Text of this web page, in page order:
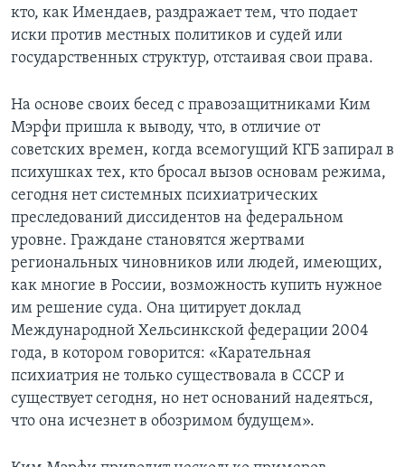
кто, как Имендаев, раздражает тем, что подает
иски против местных политиков и судей или
государственных структур, отстаивая свои права.
На основе своих бесед с правозащитниками Ким
Мэрфи пришла к выводу, что, в отличие от
советских времен, когда всемогущий КГБ запирал в
психушках тех, кто бросал вызов основам режима,
сегодня нет системных психиатрических
преследований диссидентов на федеральном
уровне. Граждане становятся жертвами
региональных чиновников или людей, имеющих,
как многие в России, возможность купить нужное
им решение суда. Она цитирует доклад
Международной Хельсинкской федерации 2004
года, в котором говорится: «Карательная
психиатрия не только существовала в СССР и
существует сегодня, но нет оснований надеяться,
что она исчезнет в обозримом будущем».